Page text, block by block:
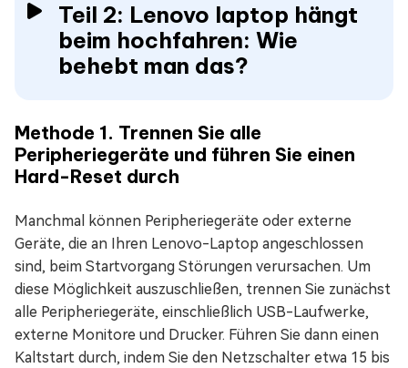
Teil 2: Lenovo laptop hängt
beim hochfahren: Wie
behebt man das?
Methode 1. Trennen Sie alle
Peripheriegeräte und führen Sie einen
Hard-Reset durch
Manchmal können Peripheriegeräte oder externe
Geräte, die an Ihren Lenovo-Laptop angeschlossen
sind, beim Startvorgang Störungen verursachen. Um
diese Möglichkeit auszuschließen, trennen Sie zunächst
alle Peripheriegeräte, einschließlich USB-Laufwerke,
externe Monitore und Drucker. Führen Sie dann einen
Kaltstart durch, indem Sie den Netzschalter etwa 15 bis